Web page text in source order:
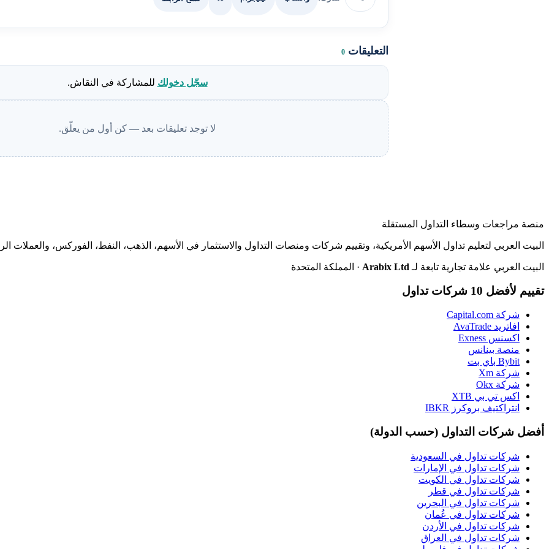
التعليقات 0
سجّل دخولك للمشاركة في النقاش.
لا توجد تعليقات بعد — كن أول من يعلّق.
منصة مراجعات وسطاء التداول المستقلة
البيت العربي لتعليم تداول الأسهم الأمريكية، وتقييم شركات ومنصات التداول والاستثمار في الأسهم، الذهب، النفط، الفوركس، والعملات
البيت العربي علامة تجارية تابعة لـ Arabix Ltd · المملكة المتحدة
تقييم لأفضل 10 شركات تداول
شركة Capital.com
افاتريد AvaTrade
اكسنس Exness
منصة بينانس
Bybit باي بت
شركة Xm
شركة Okx
اكس تي بي XTB
انتراكتيف بروكرز IBKR
أفضل شركات التداول (حسب الدولة)
شركات تداول في السعودية
شركات تداول في الإمارات
شركات تداول في الكويت
شركات تداول في قطر
شركات تداول في البحرين
شركات تداول في عُمان
شركات تداول في الأردن
شركات تداول في العراق